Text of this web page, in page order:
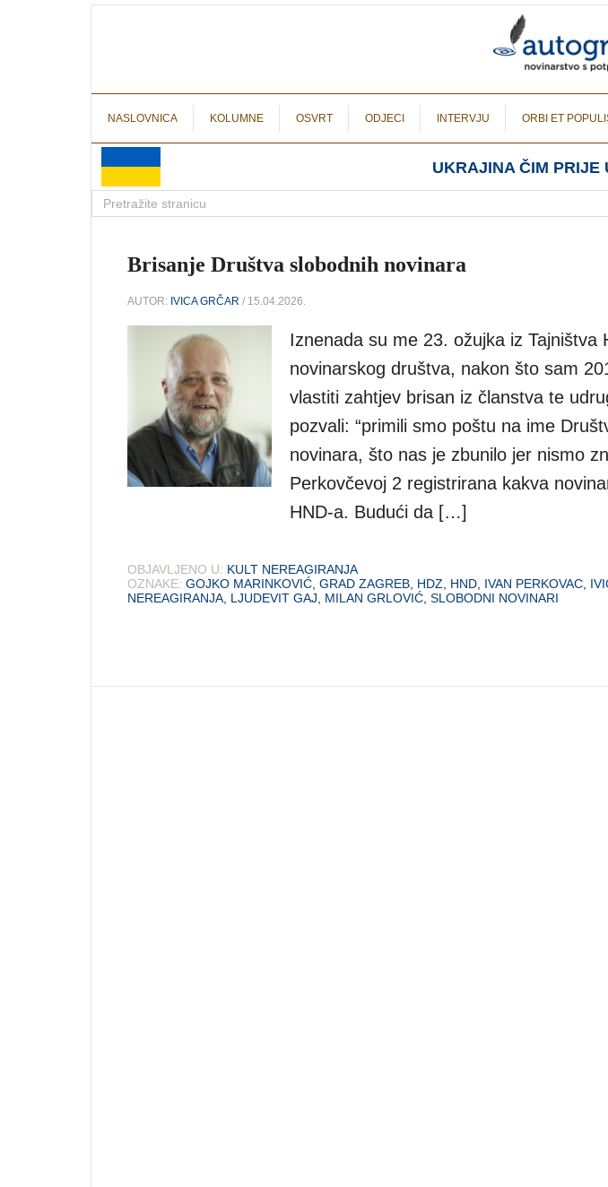
NASLOVNICA KOLUMNE OSVRT ODJECI INTERVJU ORBI ET
UKRAJINA ČIM PRIJE
Brisanje Društva slobodnih novinara
AUTOR: IVICA GRČAR / 15.04.2026.
Iznenada su me 23. ožujka iz Tajništva
novinarskog društva, nakon što sam
vlastiti zahtjev brisan iz članstva te
pozvali: “primili smo poštu na ime
novinara, što nas je zbunilo jer nismo
Perkovčevoj 2 registrirana kakva
HND-a. Budući da […]
OBJAVLJENO U: KULT NEREAGIRANJA
OZNAKE: GOJKO MARINKOVIĆ GRAD ZAGREB HDZ HND IVAN PERKOVAC
NEREAGIRANJA LJUDEVIT GAJ MILAN GRLOVIĆ SLOBODNI NOVINARI